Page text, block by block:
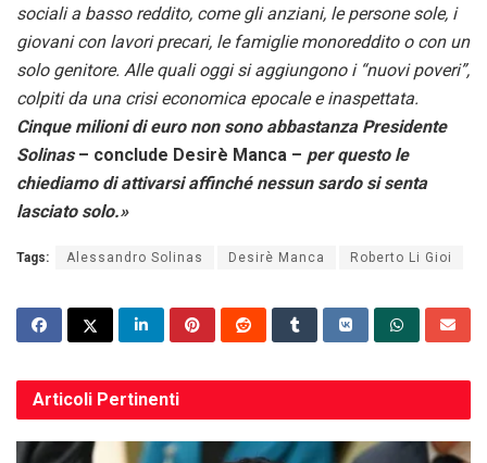
sociali a basso reddito, come gli anziani, le persone sole, i
giovani con lavori precari, le famiglie monoreddito o con un
solo genitore. Alle quali oggi si aggiungono i “nuovi poveri”,
colpiti da una crisi economica epocale e inaspettata.
Cinque milioni di euro non sono abbastanza Presidente
Solinas– conclude Desirè Manca – per questo le
chiediamo di attivarsi affinché nessun sardo si senta
lasciato solo.»
Tags: Alessandro Solinas Desirè Manca Roberto Li Gioi
Articoli Pertinenti